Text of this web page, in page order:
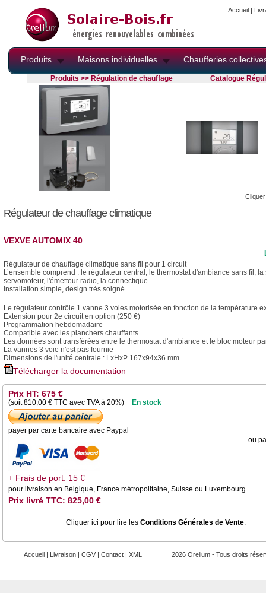
Accueil |
Produits Maisons individuelles Chaufferies
Produits >> Régulation de chauffage Catalogue
Régulateur de chauffage climatique
VEXVE AUTOMIX 40
Régulateur de chauffage climatique sans fil pour 1 circuit
L’ensemble comprend : le régulateur central, le thermostat d'ambiance sans fil,
servomoteur, l'émetteur radio, la connectique
Installation simple, design très soigné
Le régulateur contrôle 1 vanne 3 voies motorisée en fonction de la température
Extension pour 2e circuit en option (250 €)
Programmation hebdomadaire
Compatible avec les planchers chauffants
Les données sont transférées entre le thermostat d'ambiance et le bloc moteur
La vannes 3 voie n'est pas fournie
Dimensions de l'unité centrale : LxHxP 167x94x36 mm
Télécharger la documentation
Prix HT: 675 €
(soit810,00 € TTC avec TVA à 20%) En stock
payer par carte bancaire avec Paypal
ou
+ Frais de port: 15 €
pour livraison en Belgique, France métropolitaine, Suisse ou Luxembourg
Prix livré TTC: 825,00 €
Cliquer ici pour lire les Conditions Générales de Vente.
Accueil | Livraison | CGV | Contact | XML 2026 Orelium - Tous droits